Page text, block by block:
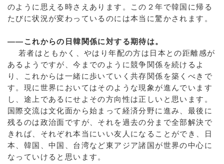
のように思える時さえあります。この２年で韓国に帰る
たびに状況が変わっているのには本当に驚かされます。
――これからの日韓関係に対する期待は。
若者はともかく、やはり年配の方は日本との距離感が
あるようですが、今までのように競争関係を続けるよ
り、これからは一緒に歩いていく共存関係を築くべきで
す。現に世界においてはそのような現象が進んでいます
し、途上であるにせよその方向性は正しいと思います。
国際交流は文化面から始まって経済分野に進み、最後に
残るのは政治面ですが、それを過去の分まで全部解決で
きれば、それぞれ本当にいい友人になることができ、日
本、韓国、中国、台湾など東アジア諸国が世界の中心に
なっていけると思います。